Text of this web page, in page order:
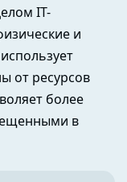
IT-
и
от ресурсов
более
в